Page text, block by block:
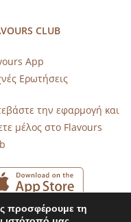
CLUB
App
Ερωτήσεις
την εφαρμογή και
μέλος στο Flavours
προσφέρουμε τη